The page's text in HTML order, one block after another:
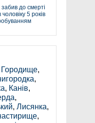
забив до смерті
5 років
Городище,
,
, Канів,
,
, Лисянка,
,